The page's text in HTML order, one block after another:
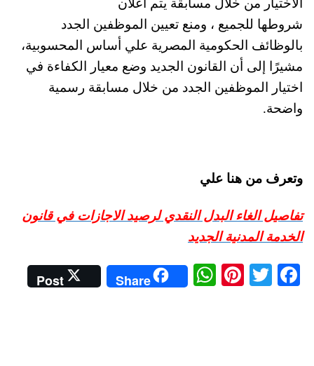
الاختيار من خلال مسابقة يتم اعلان
شروطها للجميع ، ومنع تعيين الموظفين الجدد
بالوظائف الحكومية المصرية علي أساس المحسوبية،
مشيرًا إلى أن القانون الجديد وضع معيار الكفاءة في
اختيار الموظفين الجدد من خلال مسابقة رسمية
واضحة.
وتعرف من هنا علي
تفاصيل الغاء البدل النقدي لرصيد الاجازات في قانون
الخدمة المدنية الجديد
Fa
T
Pi
W
ha
Share
Post